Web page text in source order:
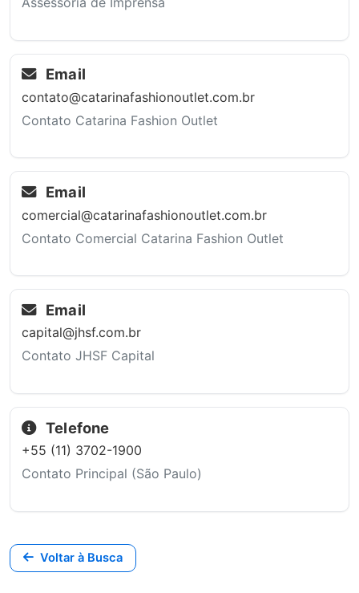
Email
contato@catarinafashionoutlet.com.br
Contato Catarina Fashion Outlet
Email
comercial@catarinafashionoutlet.com.br
Contato Comercial Catarina Fashion Outlet
Email
capital@jhsf.com.br
Contato JHSF Capital
Telefone
+55 (11) 3702-1900
Contato Principal (São Paulo)
Voltar à Busca